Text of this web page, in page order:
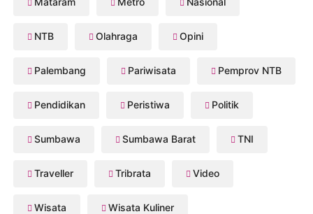
NTB Olahraga Opini
Palembang Pariwisata Pemprov NTB
Pendidikan Peristiwa Politik
Sumbawa Sumbawa Barat TNI
Traveller Tribrata Video
Wisata Wisata Kuliner